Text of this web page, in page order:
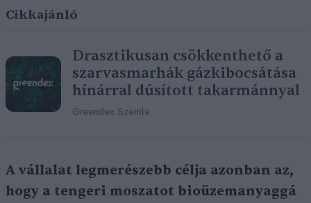
Cikkajánló
Drasztikusan csökkenthető a
szarvasmarhák gázkibocsátása
hínárral dúsított takarmánnyal
Greendex Szemle
A vállalat legmerészebb célja azonban az,
hogy a tengeri moszatot bioüzemanyaggá